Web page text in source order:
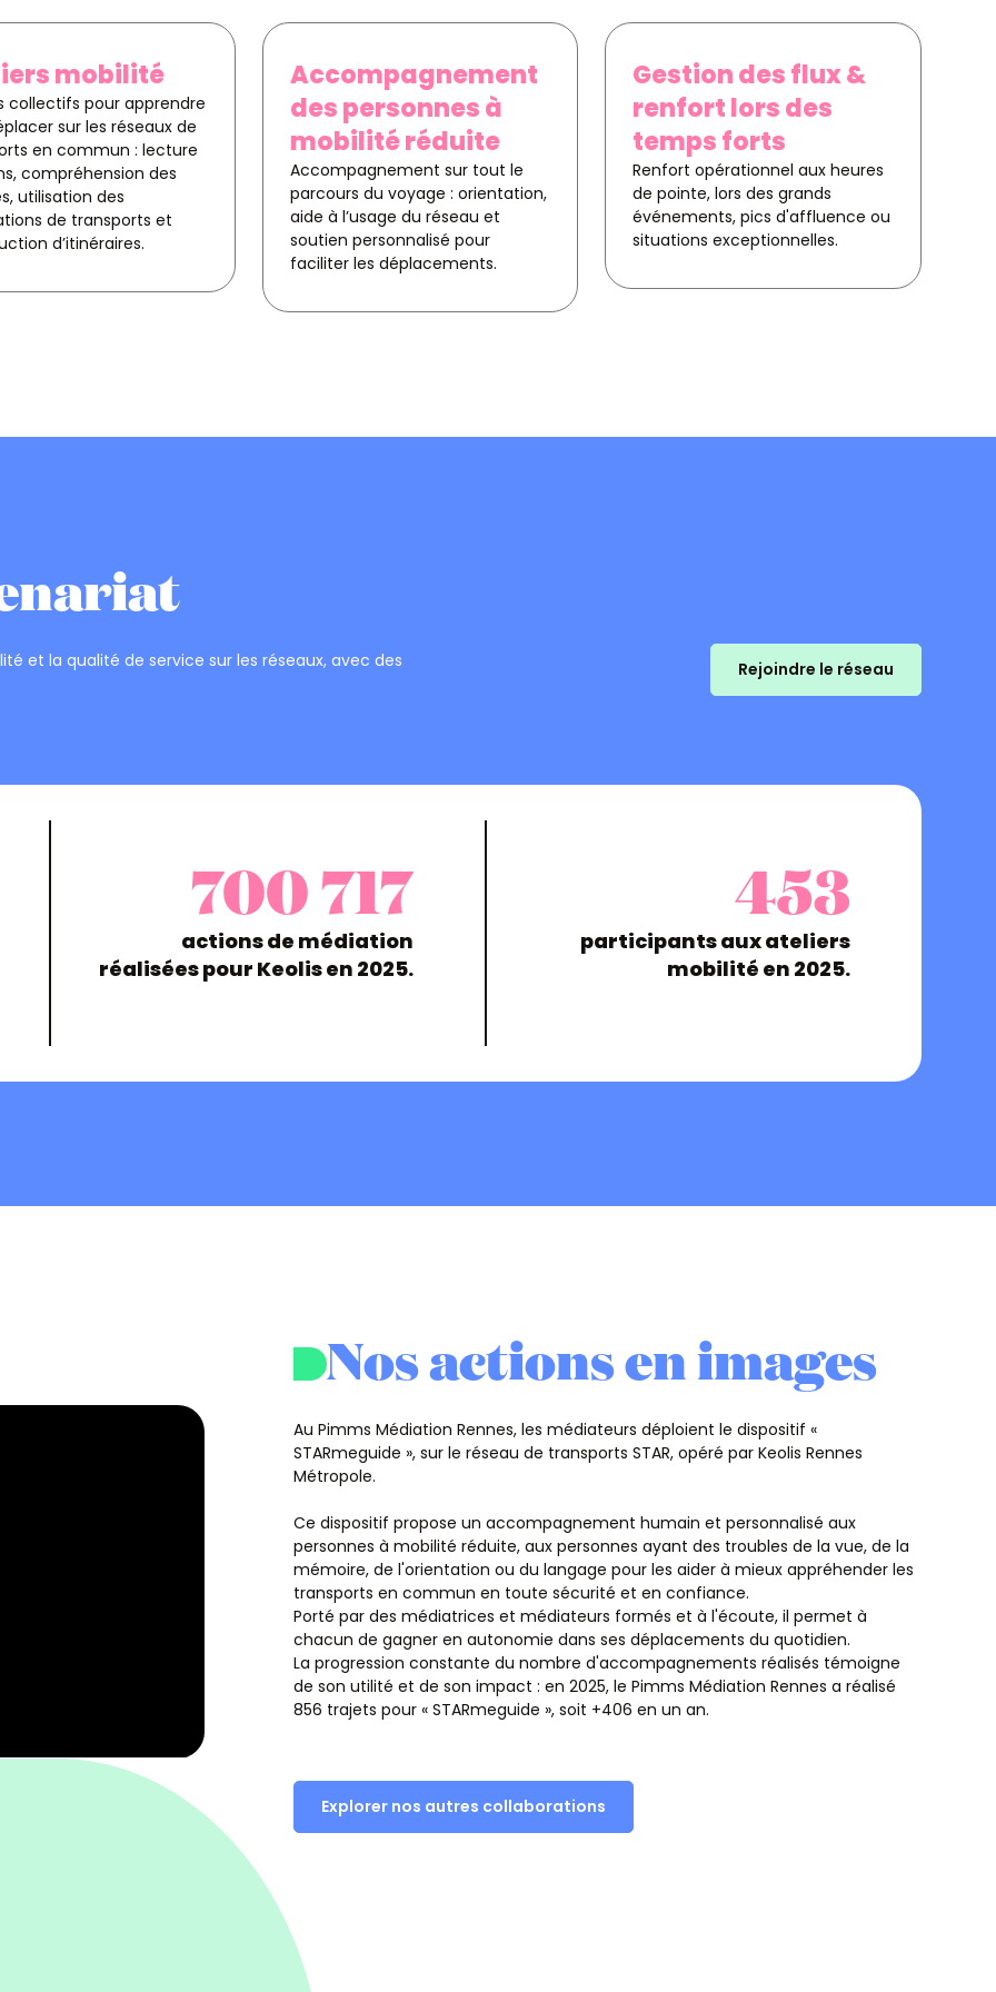
mobilité
collectifs pour apprendre
sur les réseaux de
en commun : lecture
compréhension des
utilisation des
de transports et
d’itinéraires.
Accompagnement
des personnes à
mobilité réduite
Accompagnement sur tout le
parcours du voyage : orientation,
aide à l’usage du réseau et
soutien personnalisé pour
faciliter les déplacements.
Gestion des flux &
renfort lors des
temps forts
Renfort opérationnel aux heures
de pointe, lors des grands
événements, pics d'affluence ou
situations exceptionnelles.
et la qualité de service sur les réseaux, avec des
Rejoindre le réseau
700 717
actions de médiation
réalisées pour Keolis en 2025.
453
participants aux ateliers
mobilité en 2025.
Nos actions en images
Au Pimms Médiation Rennes, les médiateurs déploient le dispositif «
STARmeguide », sur le réseau de transports STAR, opéré par Keolis Rennes
Métropole.
Ce dispositif propose un accompagnement humain et personnalisé aux
personnes à mobilité réduite, aux personnes ayant des troubles de la vue, de la
mémoire, de l'orientation ou du langage pour les aider à mieux appréhender les
transports en commun en toute sécurité et en confiance.
Porté par des médiatrices et médiateurs formés et à l'écoute, il permet à
chacun de gagner en autonomie dans ses déplacements du quotidien.
La progression constante du nombre d'accompagnements réalisés témoigne
de son utilité et de son impact : en 2025, le Pimms Médiation Rennes a réalisé
856 trajets pour « STARmeguide », soit +406 en un an.
Explorer nos autres collaborations